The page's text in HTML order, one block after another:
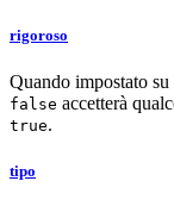
rigoroso
Quando impostato su
false accetterà
true.
tipo